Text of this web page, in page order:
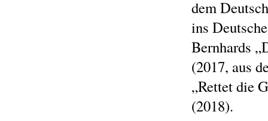
dem
ins
Bernhards
(2017, aus
„Rettet die
(2018).